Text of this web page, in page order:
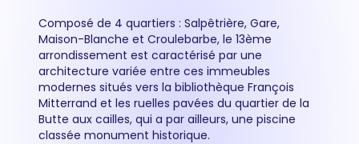
Composé de 4 quartiers : Salpêtrière, Gare,
Maison-Blanche et Croulebarbe, le 13ème
arrondissement est caractérisé par une
architecture variée entre ces immeubles
modernes situés vers la bibliothèque François
Mitterrand et les ruelles pavées du quartier de la
Butte aux cailles, qui a par ailleurs, une piscine
classée monument historique.